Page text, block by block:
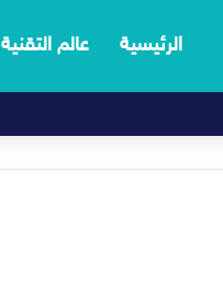
الرئيسية عالم التقنية